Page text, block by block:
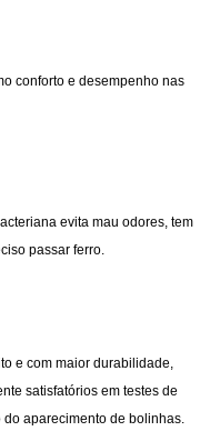
conforto e desempenho nas
evita mau odores, tem
passar ferro.
e com maior durabilidade,
satisfatórios em testes de
aparecimento de bolinhas.